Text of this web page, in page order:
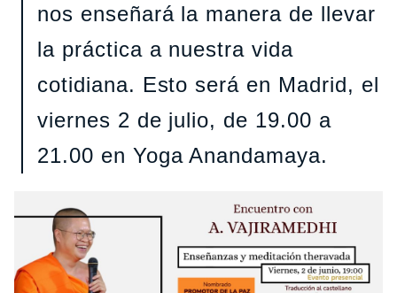
nos enseñará la manera de llevar
la práctica a nuestra vida
cotidiana. Esto será en Madrid, el
viernes 2 de julio, de 19.00 a
21.00 en Yoga Anandamaya.